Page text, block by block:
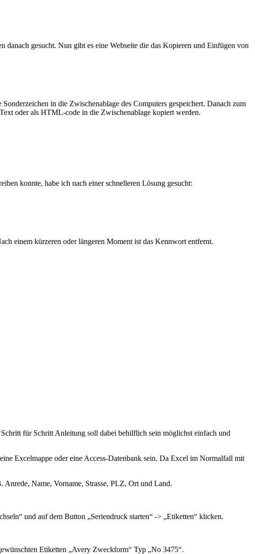
gesucht. Nun gibt es eine Webseite die das Kopieren und Einfügen von
in die Zwischenablage des Computers gespeichert. Danach zum
oder als HTML-code in die Zwischenablage kopiert werden.
konnte, habe ich nach einer schnelleren Lösung gesucht:
einem kürzeren oder längeren Moment ist das Kennwort entfernt.
für Schritt Anleitung soll dabei behilflich sein möglichst einfach und
Excelmappe oder eine Access-Datenbank sein. Da Excel im Normalfall mit
Name, Vorname, Strasse, PLZ, Ort und Land.
und auf dem Button „Seriendruck starten“ -> „Etiketten“ klicken.
Etiketten „Avery Zweckform“ Typ „No 3475“.